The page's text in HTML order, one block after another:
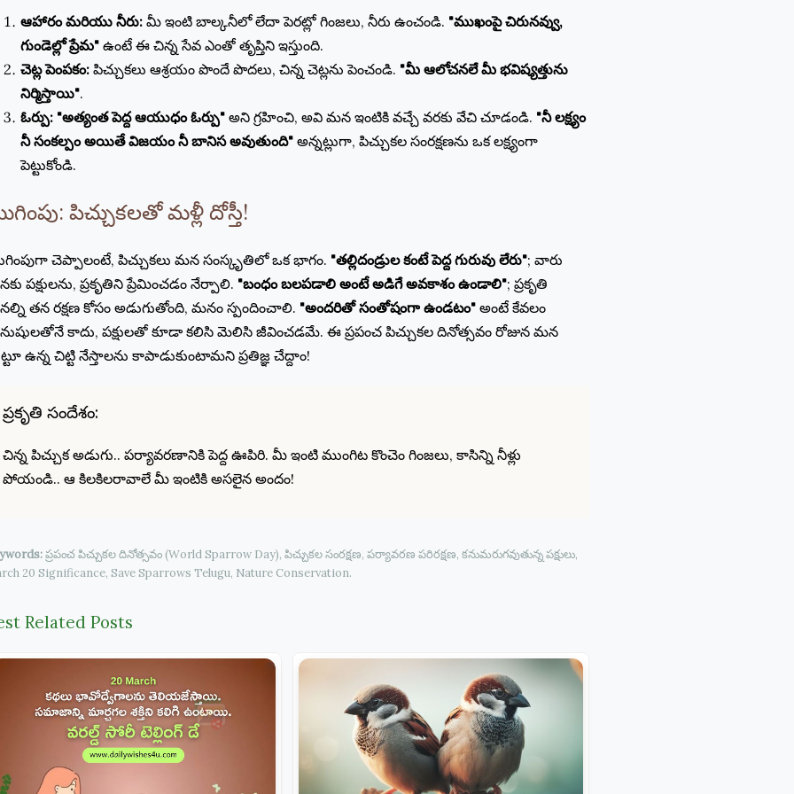
ఆహారం మరియు నీరు: మీ ఇంటి బాల్కనీలో లేదా పెరట్లో గింజలు, నీరు ఉంచండి. "ముఖంపై చిరునవ్వు,
గుండెల్లో ప్రేమ" ఉంటే ఈ చిన్న సేవ ఎంతో తృప్తిని ఇస్తుంది.
చెట్ల పెంపకం: పిచ్చుకలు ఆశ్రయం పొందే పొదలు, చిన్న చెట్లను పెంచండి. "మీ ఆలోచనలే మీ భవిష్యత్తును
నిర్మిస్తాయి".
ఓర్పు: "అత్యంత పెద్ద ఆయుధం ఓర్పు" అని గ్రహించి, అవి మన ఇంటికి వచ్చే వరకు వేచి చూడండి. "నీ లక్ష్యం
నీ సంకల్పం అయితే విజయం నీ బానిస అవుతుంది" అన్నట్లుగా, పిచ్చుకల సంరక్షణను ఒక లక్ష్యంగా
పెట్టుకోండి.
పిచ్చుకలతో మళ్లీ దోస్తీ!
చెప్పాలంటే, పిచ్చుకలు మన సంస్కృతిలో ఒక భాగం. "తల్లిదండ్రుల కంటే పెద్ద గురువు లేరు"; వారు
పక్షులను, ప్రకృతిని ప్రేమించడం నేర్పాలి. "బంధం బలపడాలి అంటే అడిగే అవకాశం ఉండాలి"; ప్రకృతి
తన రక్షణ కోసం అడుగుతోంది, మనం స్పందించాలి. "అందరితో సంతోషంగా ఉండటం" అంటే కేవలం
కాదు, పక్షులతో కూడా కలిసి మెలిసి జీవించడమే. ఈ ప్రపంచ పిచ్చుకల దినోత్సవం రోజున మన
ఉన్న చిట్టి నేస్తాలను కాపాడుకుంటామని ప్రతిజ్ఞ చేద్దాం!
ప్రకృతి సందేశం:
చిన్న పిచ్చుక అడుగు.. పర్యావరణానికి పెద్ద ఊపిరి. మీ ఇంటి ముంగిట కొంచెం గింజలు, కాసిన్ని నీళ్లు
పోయండి.. ఆ కిలకిలరావాలే మీ ఇంటికి అసలైన అందం!
ప్రపంచ పిచ్చుకల దినోత్సవం (World Sparrow Day), పిచ్చుకల సంరక్షణ, పర్యావరణ పరిరక్షణ, కనుమరుగవుతున్న పక్షులు,
20 Significance, Save Sparrows Telugu, Nature Conservation.
Related Posts